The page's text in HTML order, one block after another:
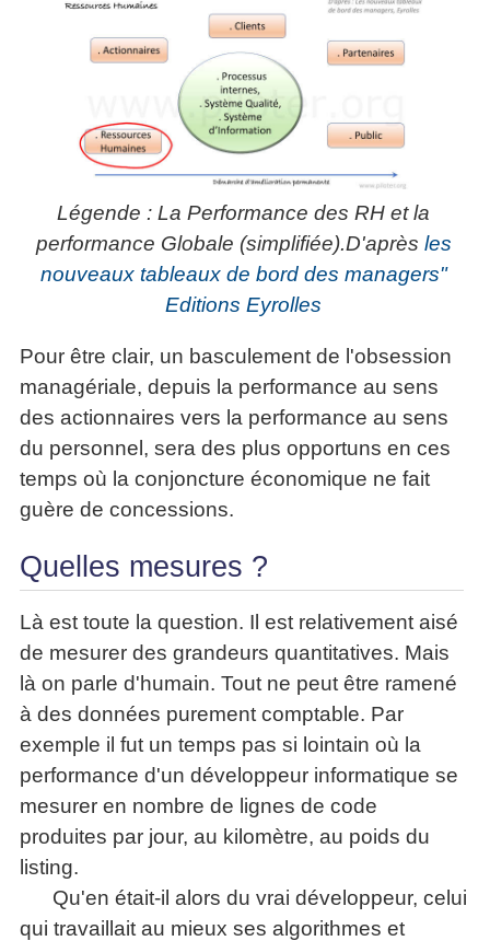
Légende : La Performance des RH et la
performance Globale (simplifiée).D'après les
nouveaux tableaux de bord des managers"
Editions Eyrolles
Pour être clair, un basculement de l'obsession
managériale, depuis la performance au sens
des actionnaires vers la performance au sens
du personnel, sera des plus opportuns en ces
temps où la conjoncture économique ne fait
guère de concessions.
Quelles mesures ?
Là est toute la question. Il est relativement aisé
de mesurer des grandeurs quantitatives. Mais
là on parle d'humain. Tout ne peut être ramené
à des données purement comptable. Par
exemple il fut un temps pas si lointain où la
performance d'un développeur informatique se
mesurer en nombre de lignes de code
produites par jour, au kilomètre, au poids du
listing.
Qu'en était-il alors du vrai développeur, celui
qui travaillait au mieux ses algorithmes et